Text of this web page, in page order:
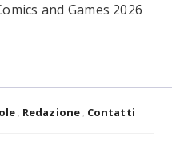
and Games 2026
Redazione Contatti